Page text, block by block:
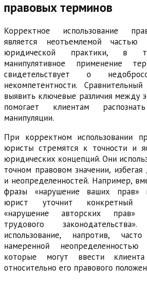
правовых терминов
Корректное использование
является неотъемлемой частью
юридической практики, в
манипулятивное применение
свидетельствует о
некомпетентности.
выявить ключевые различия между
помогает клиентам
манипуляции.
При корректном использовании
юристы стремятся к точности и
юридических концепций. Они
точном правовом значении,
и неопределенностей. Например,
фразы «нарушение ваших прав»
юрист уточнит конкретный
«нарушение авторских прав»
трудового законодательства».
использование, напротив, часто
намеренной
которые могут ввести
относительно его правового